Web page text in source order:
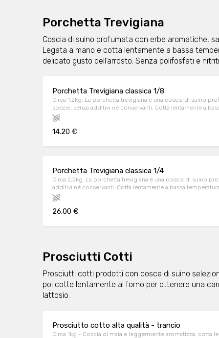
Porchetta Trevigiana
Coscia di suino profumata con erbe aromatiche,
Legata a mano e cotta lentamente a bassa
delicato gusto dell’arrosto. Senza polifosfati e
Porchetta Trevigiana classica 1/8
Circa 1,2kg. La porchetta trevigiana è una coscia di suino
spezie, senza additivi né conservanti. Cotta lentamente a
proprietà nutrizionali e il delicato gusto dell’arrosto. Senza
contiene lattosio
14.20 €
Porchetta Trevigiana classica 1/4
Circa 2,2kg. La porchetta trevigiana è una coscia di suino
additivi né conservanti. Cotta lentamente a bassa
gusto dell’arrosto. Senza polifosfati e nitriti aggiunti. Non
26.00 €
Prosciutti Cotti
Prosciutti cotti prodotti con cosce di suino
poi cotte lentamente al forno per ottenere una
lattosio.
Prosciutto cotto alta qualità - trancio
Circa 1kg - Coscia di maiale leggermente aromatizza, cotta